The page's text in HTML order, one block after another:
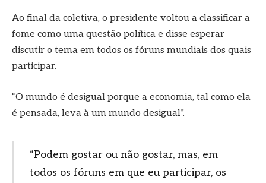
Ao final da coletiva, o presidente voltou a classificar a
fome como uma questão política e disse esperar
discutir o tema em todos os fóruns mundiais dos quais
participar.
“O mundo é desigual porque a economia, tal como ela
é pensada, leva à um mundo desigual”.
“Podem gostar ou não gostar, mas, em
todos os fóruns em que eu participar, os